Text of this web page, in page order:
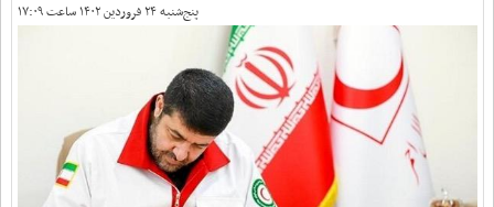
پنج‌شنبه ۲۴ فروردین ۱۴۰۲ ساعت ۱۷:۰۹